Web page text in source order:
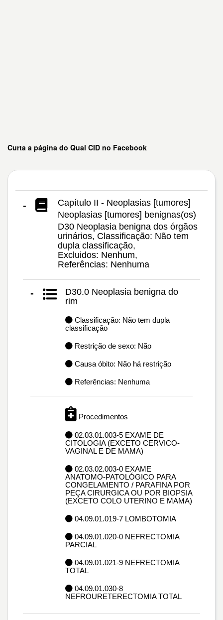
Curta a página do Qual CID no Facebook
-
Capítulo II - Neoplasias [tumores]
Neoplasias [tumores] benignas(os)
D30 Neoplasia benigna dos órgãos
urinários, Classificação: Não tem
dupla classificação,
Excluidos: Nenhum,
Referências: Nenhuma
-
D30.0 Neoplasia benigna do
rim
Classificação: Não tem dupla
classificação
Restrição de sexo: Não
Causa óbito: Não há restrição
Referências: Nenhuma
Procedimentos
02.03.01.003-5 EXAME DE
CITOLOGIA (EXCETO CERVICO-
VAGINAL E DE MAMA)
02.03.02.003-0 EXAME
ANATOMO-PATOLÓGICO PARA
CONGELAMENTO / PARAFINA POR
PEÇA CIRURGICA OU POR BIOPSIA
(EXCETO COLO UTERINO E MAMA)
04.09.01.019-7 LOMBOTOMIA
04.09.01.020-0 NEFRECTOMIA
PARCIAL
04.09.01.021-9 NEFRECTOMIA
TOTAL
04.09.01.030-8
NEFROURETERECTOMIA TOTAL